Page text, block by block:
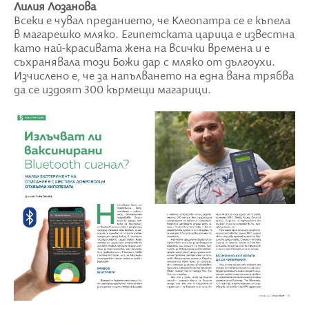
Лилия Лозанова
Всеки е чувал преданието, че Клеопатра се е къпела
в магарешко мляко. Египетската царица е известна
като най-красивата жена на всички времена и е
съхранявала този Божи дар с мляко от дългоухи.
Изчислено е, че за напълването на една вана трябва
да се издоят 300 кърмещи магарици.